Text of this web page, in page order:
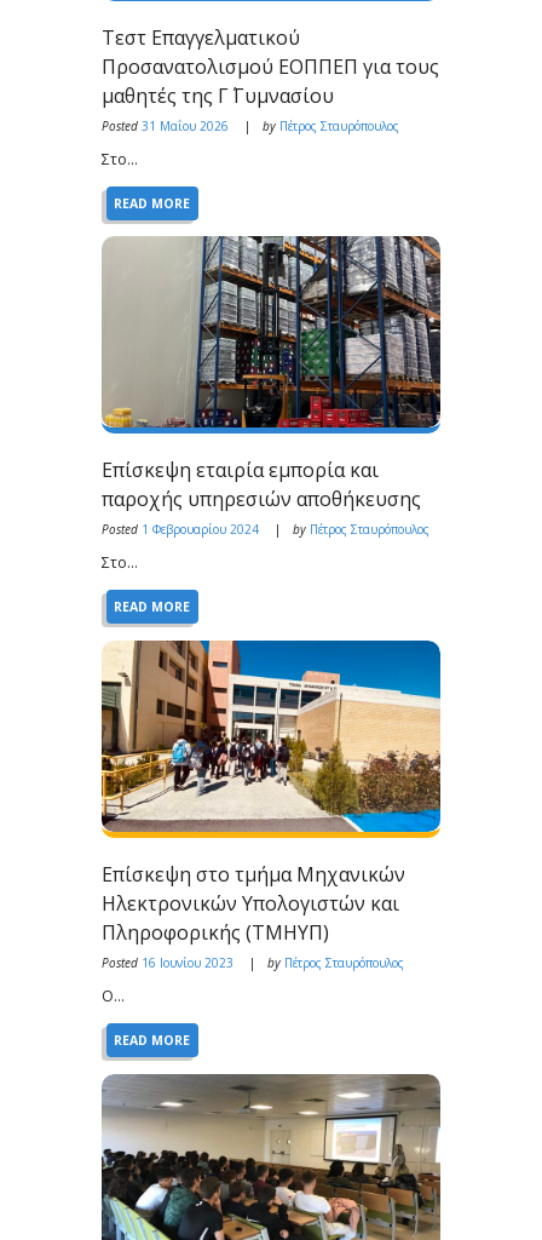
Τεστ Επαγγελματικού
Προσανατολισμού ΕΟΠΠΕΠ για τους
μαθητές της Γ΄ Γυμνασίου
Posted 31 Μαΐου 2026 by Πέτρος Σταυρόπουλος
Στο...
READ MORE
Επίσκεψη εταιρία εμπορία και
παροχής υπηρεσιών αποθήκευσης
Posted 1 Φεβρουαρίου 2024 by Πέτρος Σταυρόπουλος
Στο...
READ MORE
Eπίσκεψη στο τμήμα Μηχανικών
Ηλεκτρονικών Υπολογιστών και
Πληροφορικής (ΤΜΗΥΠ)
Posted 16 Ιουνίου 2023 by Πέτρος Σταυρόπουλος
Ο...
READ MORE